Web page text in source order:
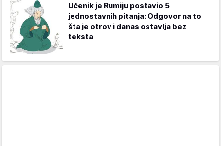
Učenik je Rumiju postavio 5
jednostavnih pitanja: Odgovor na to
šta je otrov i danas ostavlja bez
teksta